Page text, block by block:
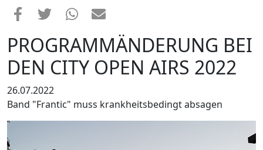
PROGRAMMÄNDERUNG BEI
DEN CITY OPEN AIRS 2022
26.07.2022
Band "Frantic" muss krankheitsbedingt absagen